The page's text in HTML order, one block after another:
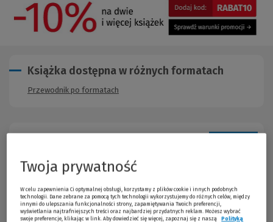
Publikacja zawiera wszechstronną analizę problematyki
odpowiedzialności karnej za jej naruszenie.
Przedstawiono w niej liczne zagadnienia ujawniające się
w obszarze zgody pacjenta wraz z kwestiami spornymi, w
Książka dostępna w różnych formatach
Przewodnik po formatach
Twoja prywatność
W celu zapewnienia Ci optymalnej obsługi, korzystamy z plików cookie i innych podobnych
technologii. Dane zebrane za pomocą tych technologii wykorzystujemy do różnych celów, między
innymi do ulepszania funkcjonalności strony, zapamiętywania Twoich preferencji,
wyświetlania najtrafniejszych treści oraz najbardziej przydatnych reklam. Możesz wybrać
swoje preferencje, klikając w link. Aby dowiedzieć się więcej, zapoznaj się z naszą
Polityką